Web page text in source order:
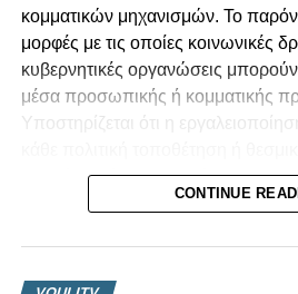
Σε σύντομο χαιρετισμό ο Πρόεδρος
ότι η Πολιτεία από μόνη της σε
επιτευχθεί όχι γιατί μας τον
ευρωπαϊκές μας υποχρεώσεις,
Ανέφερε ότι αν μιλήσουμε με τη
κομματικών μηχανισμών. Το παρόν
μορφές με τις οποίες κοινωνικές
κυβερνητικές οργανώσεις
μέσα προσωπικής ή κομματικής
Υποστηρίζεται ότι η εργαλειοποίηση
προκύπτει όταν αποκρύπτονται οι
διοργάνωσης, χρηματοδότησης,
συμφερόντων, στη συγκαλυμμένη
CONTINUE